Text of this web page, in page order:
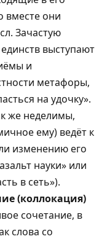
вместе они
Зачастую
выступают
и
метафоры,
на удочку».
же неделимы,
ему) ведёт к
изменению его
науки» или
в сеть»).
(коллокация)
сочетание, в
слова со